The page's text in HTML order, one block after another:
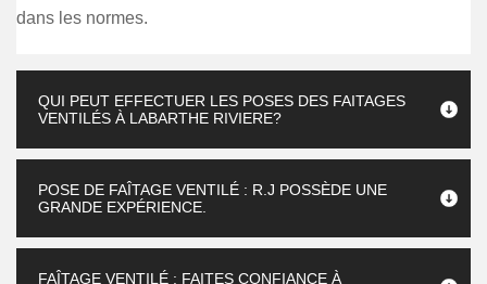
dans les normes.
QUI PEUT EFFECTUER LES POSES DES FAITAGES
VENTILÉS À LABARTHE RIVIERE?
POSE DE FAÎTAGE VENTILÉ : R.J POSSÈDE UNE
GRANDE EXPÉRIENCE.
FAÎTAGE VENTILÉ : FAITES CONFIANCE À